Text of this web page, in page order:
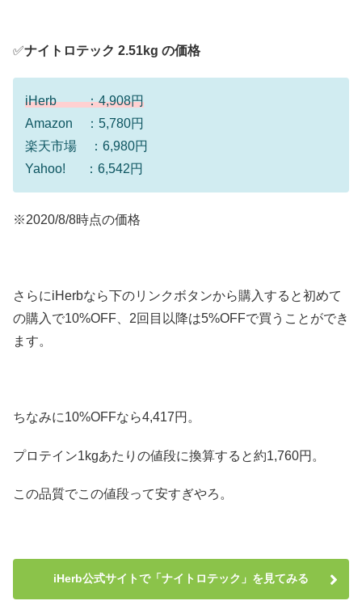
✅ナイトロテック 2.51kg の価格
iHerb ：4,908円
Amazon ：5,780円
楽天市場 ：6,980円
Yahoo! ：6,542円
※2020/8/8時点の価格
さらにiHerbなら下のリンクボタンから購入すると初めて
の購入で10%OFF、2回目以降は5%OFFで買うことができ
ます。
ちなみに10%OFFなら4,417円。
プロテイン1kgあたりの値段に換算すると約1,760円。
この品質でこの値段って安すぎやろ。
iHerb公式サイトで「ナイトロテック」を見てみる